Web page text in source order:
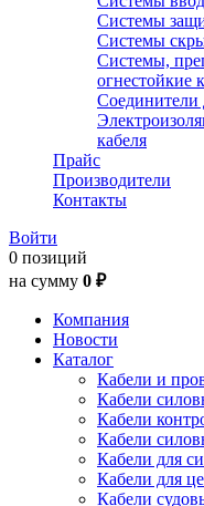
Системы
Системы
Системы,
огнестойкие
Соединители
кабеля
Прайс
Производители
Контакты
Войти
0 позиций
на сумму 0 ₽
Компания
Новости
Каталог
Кабели и
Кабели
Кабели
Кабели
Кабели для
Кабели для
Кабели